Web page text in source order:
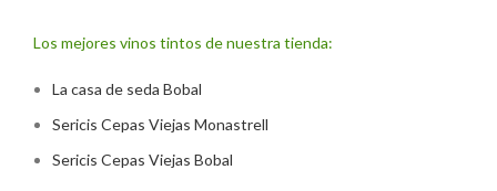
Los mejores vinos tintos de nuestra tienda:
La casa de seda Bobal
Sericis Cepas Viejas Monastrell
Sericis Cepas Viejas Bobal